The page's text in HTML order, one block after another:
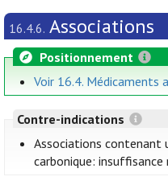
16.4.6. Associations
Positionnement
Voir 16.4. Médicaments
Contre-indications
Associations contenant
carbonique: insuffisance